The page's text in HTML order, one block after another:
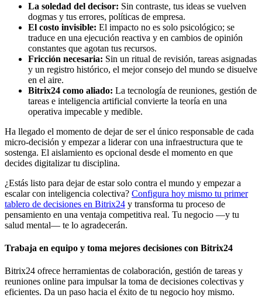
La soledad del decisor: Sin contraste, tus ideas se vuelven
dogmas y tus errores, políticas de empresa.
El costo invisible: El impacto no es solo psicológico; se
traduce en una ejecución reactiva y en cambios de opinión
constantes que agotan tus recursos.
Fricción necesaria: Sin un ritual de revisión, tareas asignadas
y un registro histórico, el mejor consejo del mundo se disuelve
en el aire.
Bitrix24 como aliado: La tecnología de reuniones, gestión de
tareas e inteligencia artificial convierte la teoría en una
operativa impecable y medible.
Ha llegado el momento de dejar de ser el único responsable de cada
micro-decisión y empezar a liderar con una infraestructura que te
sostenga. El aislamiento es opcional desde el momento en que
decides digitalizar tu disciplina.
¿Estás listo para dejar de estar solo contra el mundo y empezar a
escalar con inteligencia colectiva? Configura hoy mismo tu primer
tablero de decisiones en Bitrix24 y transforma tu proceso de
pensamiento en una ventaja competitiva real. Tu negocio —y tu
salud mental— te lo agradecerán.
Trabaja en equipo y toma mejores decisiones con Bitrix24
Bitrix24 ofrece herramientas de colaboración, gestión de tareas y
reuniones online para impulsar la toma de decisiones colectivas y
eficientes. Da un paso hacia el éxito de tu negocio hoy mismo.